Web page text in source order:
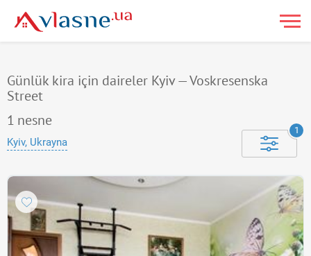
Günlük kira için daireler Kyiv — Voskresenska
Street
1 nesne
Kyiv, Ukrayna
1